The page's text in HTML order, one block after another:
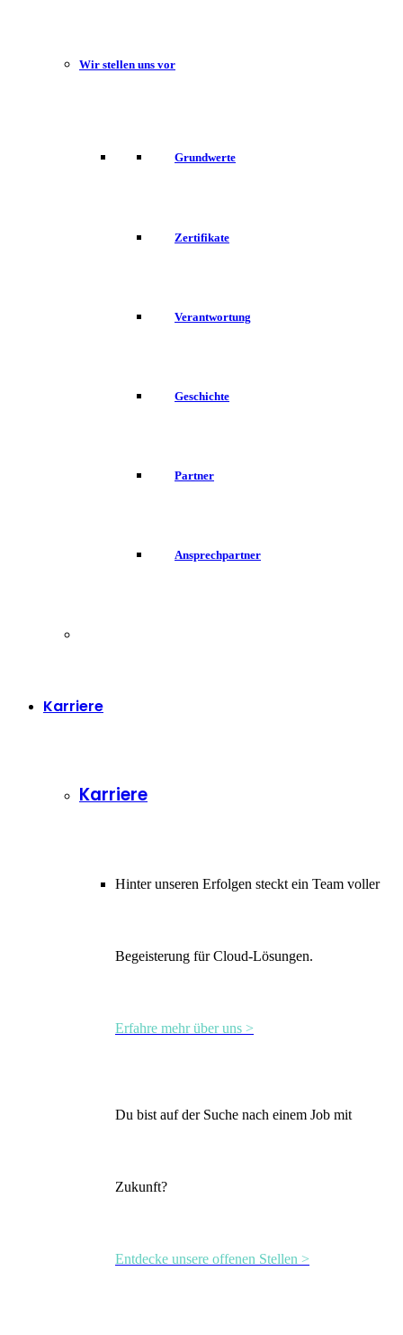
Wir stellen uns vor
Grundwerte
Zertifikate
Verantwortung
Geschichte
Partner
Ansprechpartner
Karriere
Karriere
Hinter unseren Erfolgen steckt ein Team voller
Begeisterung für Cloud-Lösungen.
Erfahre mehr über uns >
Du bist auf der Suche nach einem Job mit
Zukunft?
Entdecke unsere offenen Stellen >